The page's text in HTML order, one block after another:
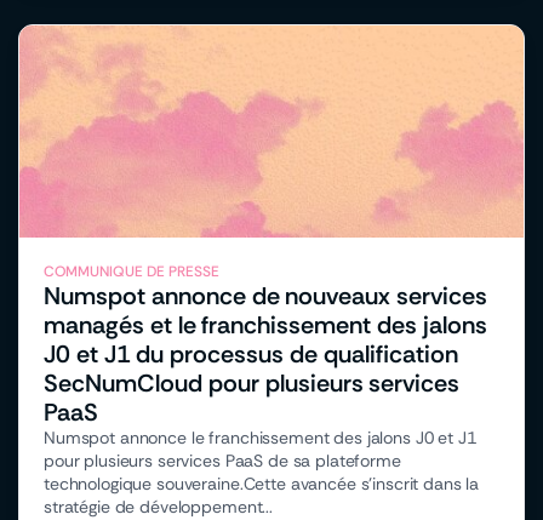
COMMUNIQUE DE PRESSE
Numspot annonce de nouveaux services
managés et le franchissement des jalons
J0 et J1 du processus de qualification
SecNumCloud pour plusieurs services
PaaS
Numspot annonce le franchissement des jalons J0 et J1
pour plusieurs services PaaS de sa plateforme
technologique souveraine.Cette avancée s’inscrit dans la
stratégie de développement...